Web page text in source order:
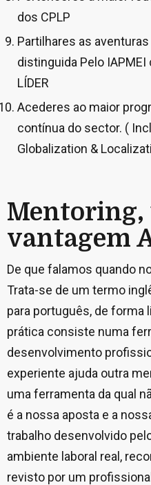
dos CPLP
Partilhares as
distinguida Pelo
LÍDER
Acederes ao maior
contínua do sector. (
Globalization &
Mentoring,
vantagem
De que falamos quando
Trata-se de um termo
para português, de forma
prática consiste numa
desenvolvimento
experiente ajuda outra
uma ferramenta da qual
é a nossa aposta e a
trabalho desenvolvido
ambiente laboral real,
revisto por um